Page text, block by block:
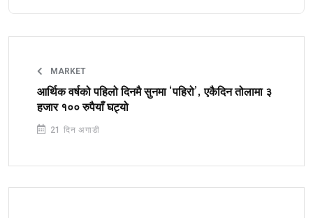
MARKET
आर्थिक वर्षको पहिलो दिनमै सुनमा ‘पहिरो’, एकैदिन तोलामा ३
हजार १०० रुपैयाँ घट्यो
21 दिन अगाडी